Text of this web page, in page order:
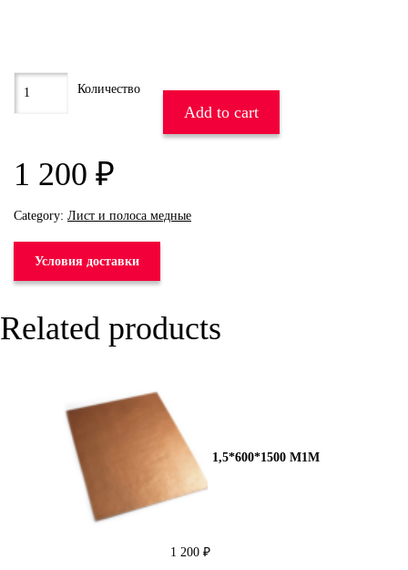
1 200 ₽
Add to cart
Category: Лист и полоса медные
Условия доставки
Related products
1,5*600*1500 М1М
1 200 ₽